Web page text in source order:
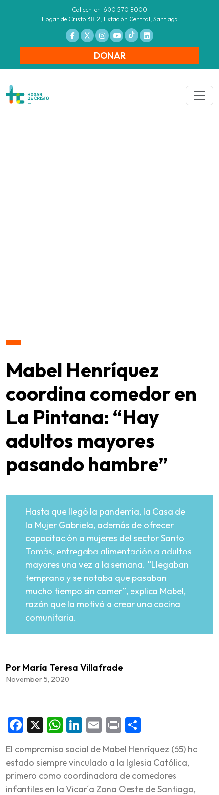
Callcenter: 600 570 8000
Hogar de Cristo 3812, Estación Central, Santiago
DONAR
Mabel Henríquez
coordina comedor en
La Pintana: “Hay
adultos mayores
pasando hambre”
Hasta que llegó la pandemia, la Casa de
la Mujer Gabriela, además de ofrecer
capacitación a mujeres del sector Santo
Tomás, entregaba alimentación a adultos
mayores una vez a la semana. “Llegaban
temprano y se notaba que pasaban
mucho tiempo sin comer”, explica Mabel,
razón que la motivó a crear una cocina
comunitaria.
Por María Teresa Villafrade
November 5, 2020
Facebook
X WhatsApp
LinkedIn
Email
Print
El compromiso social de Mabel Henríquez (65) ha
estado siempre vinculado a la Iglesia Católica,
primero como coordinadora de comedores
infantiles en la Vicaría Zona Oeste de Santiago,